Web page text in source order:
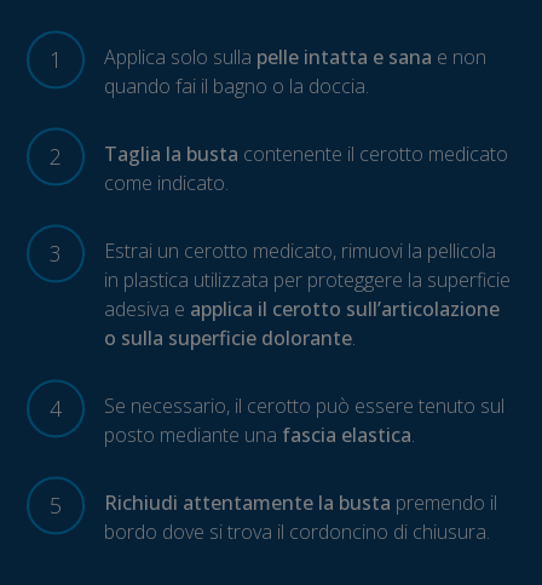
1 Applica solo sulla pelle intatta e sana e non
quando fai il bagno o la doccia.
2 Taglia la busta contenente il cerotto medicato
come indicato.
3
Estrai un cerotto medicato, rimuovi la pellicola
in plastica utilizzata per proteggere la superficie
adesiva e applica il cerotto sull’articolazione
o sulla superficie dolorante.
4
Se necessario, il cerotto può essere tenuto sul
posto mediante una fascia elastica.
5 Richiudi attentamente la busta premendo il
bordo dove si trova il cordoncino di chiusura.